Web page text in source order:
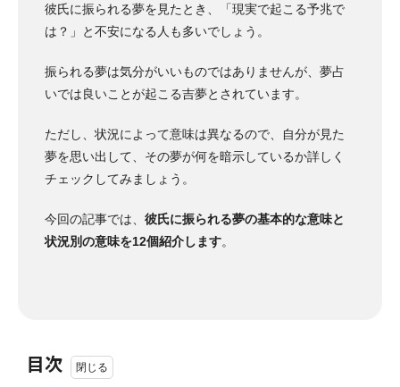
彼氏に振られる夢を見たとき、「現実で起こる予兆で
は？」と不安になる人も多いでしょう。
振られる夢は気分がいいものではありませんが、夢占
いでは良いことが起こる吉夢とされています。
ただし、状況によって意味は異なるので、自分が見た
夢を思い出して、その夢が何を暗示しているか詳しく
チェックしてみましょう。
今回の記事では、 彼氏に振られる夢の基本的な意味と
状況別の意味を12個紹介します。
目次